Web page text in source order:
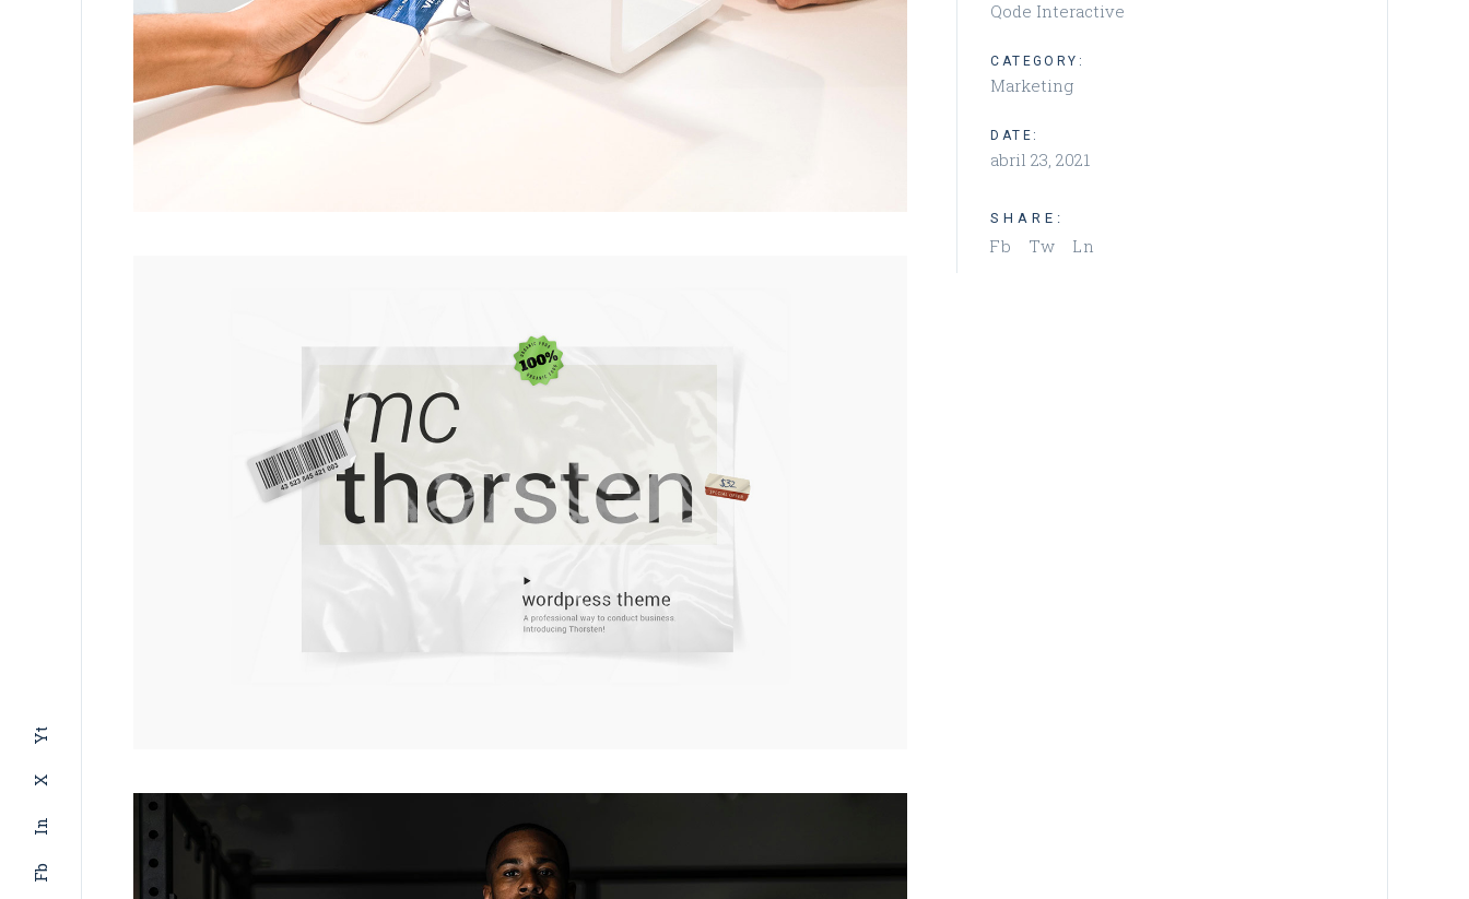
Fb
In
X
Yt
Qode Interactive
CATEGORY:
Marketing
DATE:
abril 23, 2021
SHARE:
Fb Tw Ln